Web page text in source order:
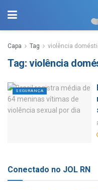
Capa Tag violência
Tag: violência
SEGURANÇA
Conectado no JOL RN